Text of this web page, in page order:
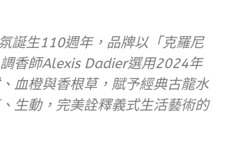
誕生110週年，品牌以「克羅尼
香師Alexis Dadier選用2024年
血橙與香根草，賦予經典古龍水
生動，完美詮釋義式生活藝術的